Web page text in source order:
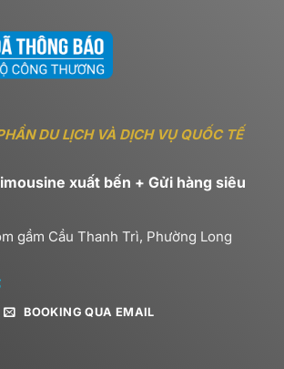
DU LỊCH VÀ DỊCH VỤ QUỐC TẾ
xuất bến + Gửi hàng siêu
gầm Cầu Thanh Trì, Phường Long
BOOKING QUA EMAIL